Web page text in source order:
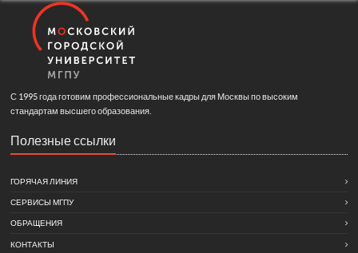
С 1995 года готовим профессиональные кадры для Москвы по высоким
стандартам высшего образования.
Полезные ссылки
ГОРЯЧАЯ ЛИНИЯ
СЕРВИСЫ МГПУ
ОБРАЩЕНИЯ
КОНТАКТЫ